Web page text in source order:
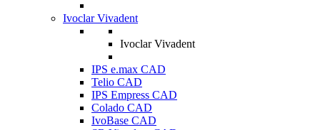
Ivoclar Vivadent
Ivoclar Vivadent
IPS e.max CAD
Telio CAD
IPS Empress CAD
Colado CAD
IvoBase CAD